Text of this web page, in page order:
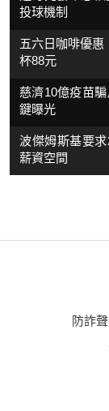
投球機制
五六日咖啡優
杯88元
慈濟10億疫苗
鍵曝光
波傑姆斯基要
薪資空間
防詐